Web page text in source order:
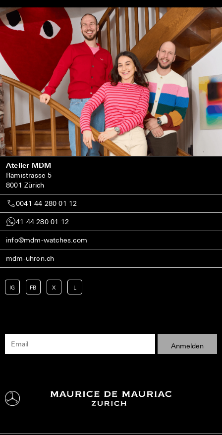
Atelier MDM
Rämistrasse 5
8001 Zürich
0041 44 280 01 12
41 44 280 01 12
info@mdm-watches.com
mdm-uhren.ch
IG FB X L